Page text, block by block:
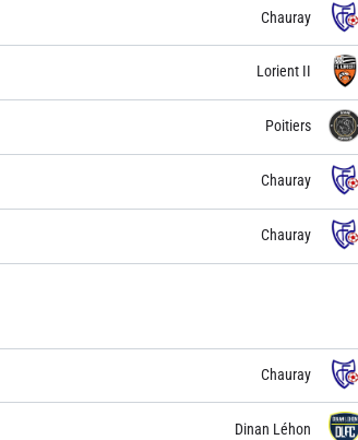
Chauray
Lorient II
Poitiers
Chauray
Chauray
Chauray
Dinan Léhon